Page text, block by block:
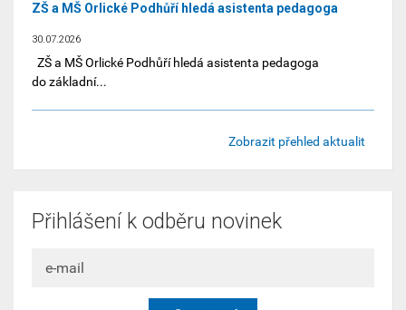
ZŠ a MŠ Orlické Podhůří hledá asistenta pedagoga
30.07.2026
ZŠ a MŠ Orlické Podhůří hledá asistenta pedagoga
do základní...
Zobrazit přehled aktualit
Přihlášení k odběru novinek